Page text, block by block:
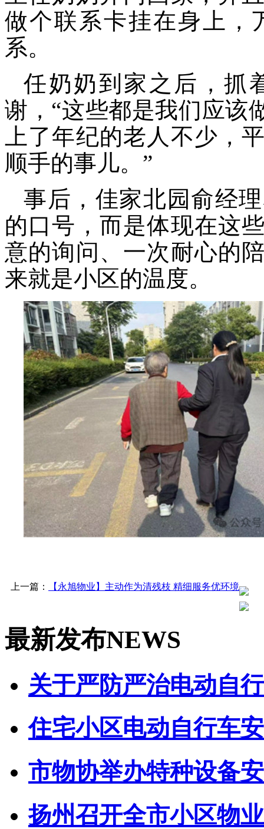
做个联系卡挂在身上，
系。
任奶奶到家之后，抓
谢， “这些都是我们应该
上了年纪的老人不少，
顺手的事儿。”
事后，佳家北园俞经理
的口号，而是体现在这
意的询问、一次耐心的
来就是小区的温度。
上一篇： 【永旭物业】主动作为清残枝 精细服务优环境
最新发布NEWS
关于严防严治电动自
住宅小区电动自行车
市物协举办特种设备
扬州召开全市小区物